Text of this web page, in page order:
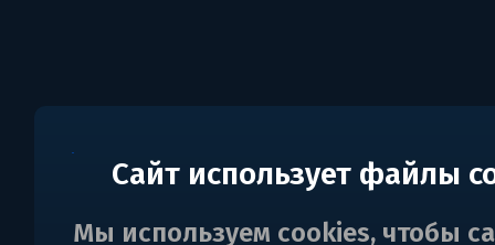
Сайт использует файлы
Мы используем cookies, чтобы